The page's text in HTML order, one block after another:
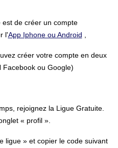
de créer un compte
l'App Iphone ou Android
créer votre compte en deux
Facebook ou Google)
rejoignez la Ligue Gratuite.
« profil ».
ligue » et copier le code suivant